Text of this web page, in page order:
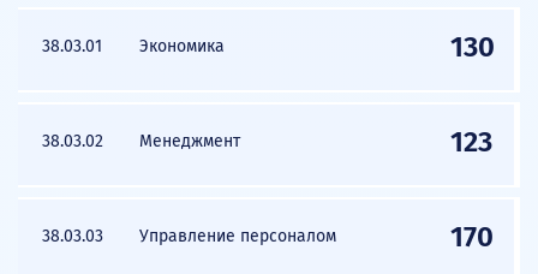
38.03.01 Экономика 130
38.03.02 Менеджмент 123
38.03.03 Управление персоналом 170